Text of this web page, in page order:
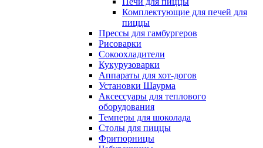
Комплектующие для печей для
пиццы
Прессы для гамбургеров
Рисоварки
Сокоохладители
Кукурузоварки
Аппараты для хот-догов
Установки Шаурма
Аксессуары для теплового
оборудования
Темперы для шоколада
Столы для пиццы
Фритюрницы